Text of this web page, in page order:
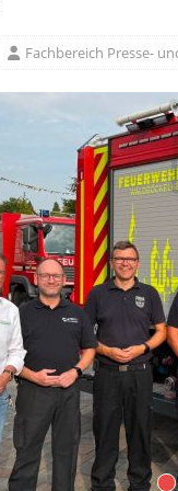
Fachbereich Presse-